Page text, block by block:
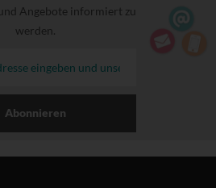
Angebote informiert zu
werden.
Abonnieren